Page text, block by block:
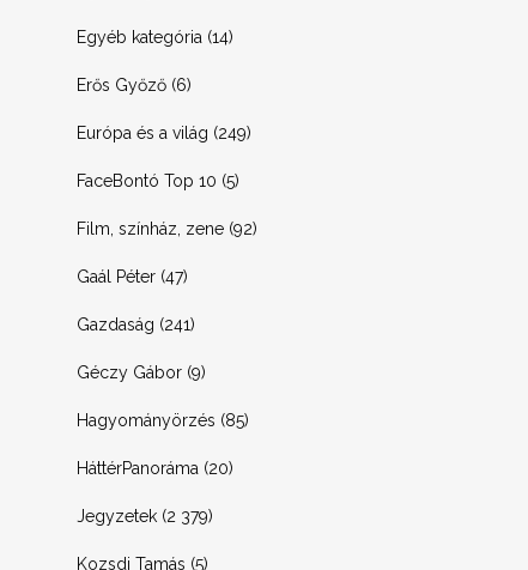
Egyéb kategória (14)
Erős Győző (6)
Európa és a világ (249)
FaceBontó Top 10 (5)
Film, színház, zene (92)
Gaál Péter (47)
Gazdaság (241)
Géczy Gábor (9)
Hagyományörzés (85)
HáttérPanoráma (20)
Jegyzetek (2 379)
Kozsdi Tamás (5)